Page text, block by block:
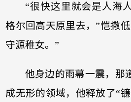
“很快这里就会是人海
格尔回高天原里去，”恺撒
守源稚女。”
他身边的雨幕一震，那
成无形的领域，他释放了“